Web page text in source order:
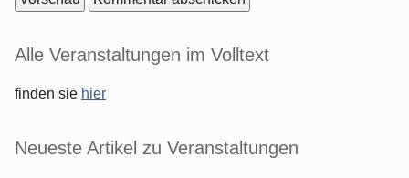
Seitenleiste
Alle Veranstaltungen im Volltext
finden sie hier
Neueste Artikel zu Veranstaltungen